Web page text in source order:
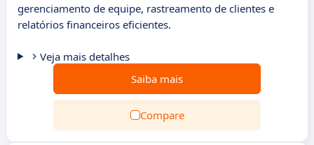
gerenciamento de equipe, rastreamento de clientes e
relatórios financeiros eficientes.
Veja mais detalhes
Saiba mais
Compare